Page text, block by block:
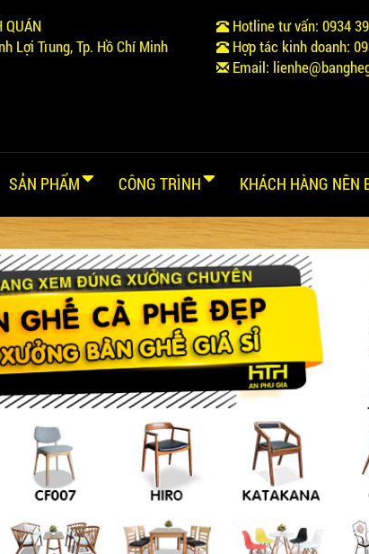
QUÁN
Lợi Trung, Tp. Hồ Chí Minh
Hotline tư vấn: 0934
Hợp tác kinh doanh:
Email:
SẢN PHẨM CÔNG TRÌNH KHÁCH HÀNG NÊN